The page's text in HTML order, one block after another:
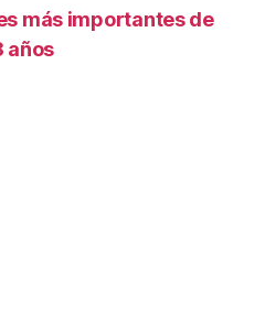
más importantes de
años